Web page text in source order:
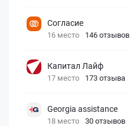
Согласие
16 место 146 отзывов
Капитал Лайф
17 место 173 отзыва
Georgia assistance
18 место 30 отзывов